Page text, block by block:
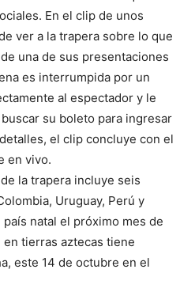
En el clip de unos
ver a la trapera sobre lo que
una de sus presentaciones
es interrumpida por un
al espectador y le
su boleto para ingresar
el clip concluye con el
en vivo.
la trapera incluye seis
Uruguay, Perú y
natal el próximo mes de
tierras aztecas tiene
este 14 de octubre en el